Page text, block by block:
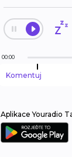
00:00
Komentuj
Aplikace Youradio